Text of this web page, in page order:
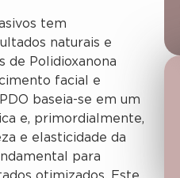
tem
naturais e
de Polidioxanona
facial e
baseia-se em um
e, primordialmente,
e elasticidade da
para